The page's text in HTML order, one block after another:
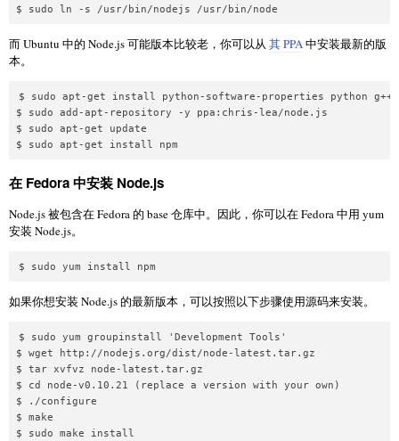
而 Ubuntu 中的 Node.js 可能版本比较老，你可以从 其 PPA中安装最新的版
本。
$ sudo apt-get install python-software-properties python g++
$ sudo add-apt-repository -y ppa:chris-lea/node.js
$ sudo apt-get update
在 Fedora 中安装 Node.js
Node.js 被包含在 Fedora 的 base 仓库中。因此，你可以在 Fedora 中用 yum
安装 Node.js。
如果你想安装 Node.js 的最新版本，可以按照以下步骤使用源码来安装。
$ sudo yum groupinstall 'Development Tools'
$ wget http://nodejs.org/dist/node-latest.tar.gz
$ tar xvfvz node-latest.tar.gz
$ cd node-v0.10.21 (replace a version with your own)
$ ./configure
$ make